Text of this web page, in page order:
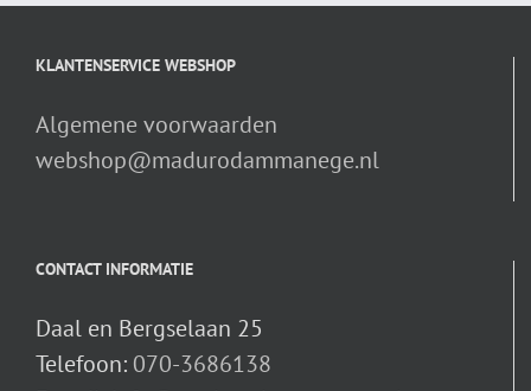
KLANTENSERVICE WEBSHOP
Algemene voorwaarden
webshop@madurodammanege.nl
CONTACT INFORMATIE
Daal en Bergselaan 25
Telefoon: 070-3686138